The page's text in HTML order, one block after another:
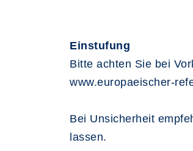
Einstufung
Bitte achten Sie bei
www.europaeischer-
Bei Unsicherheit
lassen.